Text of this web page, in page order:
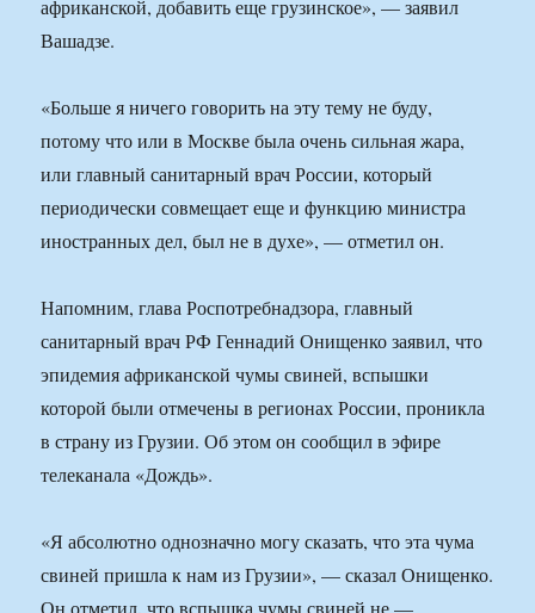
африканской, добавить еще грузинское», — заявил
Вашадзе.
«Больше я ничего говорить на эту тему не буду,
потому что или в Москве была очень сильная жара,
или главный санитарный врач России, который
периодически совмещает еще и функцию министра
иностранных дел, был не в духе», — отметил он.
Напомним, глава Роспотребнадзора, главный
санитарный врач РФ Геннадий Онищенко заявил, что
эпидемия африканской чумы свиней, вспышки
которой были отмечены в регионах России, проникла
в страну из Грузии. Об этом он сообщил в эфире
телеканала «Дождь».
«Я абсолютно однозначно могу сказать, что эта чума
свиней пришла к нам из Грузии», — сказал Онищенко.